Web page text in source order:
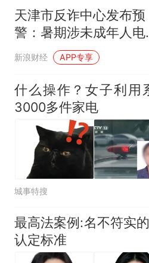
天津市反诈中心发布预
警：暑期涉未成年人电
高发
新浪财经 APP专享
什么操作？女子利用
3000多件家电
城事特搜
最高法案例:名不符实
认定标准